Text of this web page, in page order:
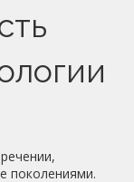
поколениями.